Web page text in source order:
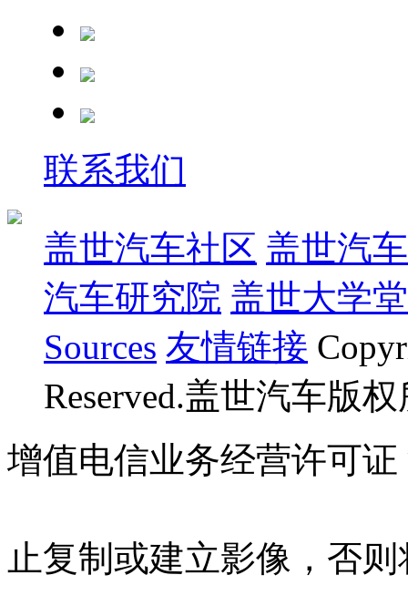
联系我们
盖世汽车社区 盖世汽
汽车研究院 盖世大学堂
Sources 友情链接
Reserved.盖世汽车版
增值电信业务经营许可证
止复制或建立影像，否